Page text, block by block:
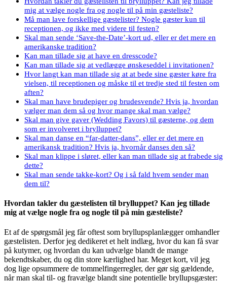
mig at vælge nogle fra og nogle til på min gæsteliste?
Må man lave forskellige gæstelister? Nogle gæster kun til
receptionen, og ikke med videre til festen?
Skal man sende ‘Save-the-Date’-kort ud, eller er det mere en
amerikanske tradition?
Kan man tillade sig at have en dresscode?
Kan man tillade sig at vedlægge ønskeseddel i invitationen?
Hvor langt kan man tillade sig at at bede sine gæster køre fra
vielsen, til receptionen og måske til et tredje sted til festen om
aften?
Skal man have brudepiger og brudesvende? Hvis ja, hvordan
vælger man dem så og hvor mange skal man vælge?
Skal man give gaver (Wedding Favors) til gæsterne, og dem
som er involveret i brylluppet?
Skal man danse en “far-datter-dans”, eller er det mere en
amerikansk tradition? Hvis ja, hvornår danses den så?
Skal man klippe i sløret, eller kan man tillade sig at frabede sig
dette?
Skal man sende takke-kort? Og i så fald hvem sender man
dem til?
Hvordan takler du gæstelisten til brylluppet? Kan jeg tillade
mig at vælge nogle fra og nogle til på min gæsteliste?
Et af de spørgsmål jeg får oftest som bryllupsplanlægger omhandler
gæstelisten. Derfor jeg dedikeret et helt indlæg, hvor du kan få svar
på kutymer, og hvordan du kan udvælge blandt de mange
bekendtskaber, du og din store kærlighed har. Meget kort, vil jeg
dog lige opsummere de tommelfingerregler, der gør sig gældende,
når man skal til- og fravælge blandt sine potentielle bryllupsgæster: